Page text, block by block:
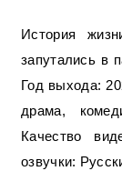
История жизни четырех молодых людей, которые
запутались в
Год выхода:
драма,
Качество
озвучки: